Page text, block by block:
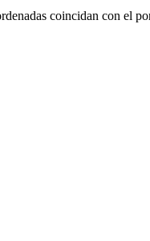
coincidan con el